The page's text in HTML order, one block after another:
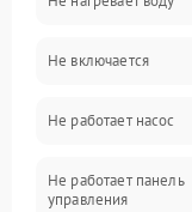
Датчики
Нагрев
Вода
Гигиена
Не включается
Не работает насос
Не работает панель
управления